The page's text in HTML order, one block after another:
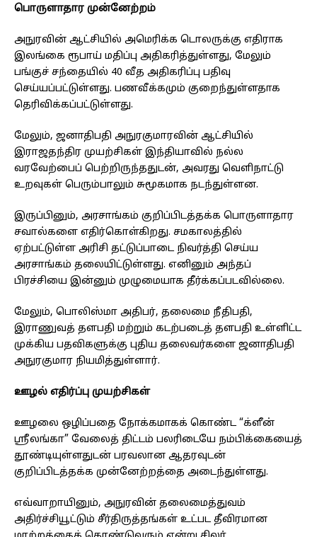
பொருளாதார முன்னேற்றம்
அநுரவின் ஆட்சியில் அமெரிக்க டொலருக்கு எதிராக
இலங்கை ரூபாய் மதிப்பு அதிகரித்துள்ளது, மேலும்
பங்குச் சந்தையில் 40 வீத அதிகரிப்பு பதிவு
செய்யப்பட்டுள்ளது. பணவீக்கமும் குறைந்துள்ளதாக
தெரிவிக்கப்பட்டுள்ளது.
மேலும், ஜனாதிபதி அநுரகுமாரவின் ஆட்சியில்
இராஜதந்திர முயற்சிகள் இந்தியாவில் நல்ல
வரவேற்பைப் பெற்றிருந்ததுடன், அவரது வெளிநாட்டு
உறவுகள் பெரும்பாலும் சுமூகமாக நடந்துள்ளன.
இருப்பினும், அரசாங்கம் குறிப்பிடத்தக்க பொருளாதார
சவால்களை எதிர்கொள்கிறது. சமகாலத்தில்
ஏற்பட்டுள்ள அரிசி தட்டுப்பாடை நிவர்த்தி செய்ய
அரசாங்கம் தலையிட்டுள்ளது. எனினும் அந்தப்
பிரச்சியை இன்னும் முழுமையாக தீர்க்கப்படவில்லை.
மேலும், பொலிஸ்மா அதிபர், தலைமை நீதிபதி,
இராணுவத் தளபதி மற்றும் கடற்படைத் தளபதி உள்ளிட்ட
முக்கிய பதவிகளுக்கு புதிய தலைவர்களை ஜனாதிபதி
அநுரகுமார நியமித்துள்ளார்.
ஊழல் எதிர்ப்பு முயற்சிகள்
ஊழலை ஒழிப்பதை நோக்கமாகக் கொண்ட “க்ளீன்
ஸ்ரீலங்கா” வேலைத் திட்டம் பலரிடையே நம்பிக்கையைத்
தூண்டியுள்ளதுடன் பரவலான ஆதரவுடன்
குறிப்பிடத்தக்க முன்னேற்றத்தை அடைந்துள்ளது.
எவ்வாறாயினும், அநுரவின் தலைமைத்துவம்
அதிர்ச்சியூட்டும் சீர்திருத்தங்கள் உட்பட தீவிரமான